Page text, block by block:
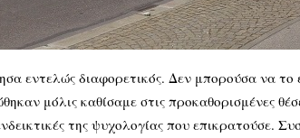
εντελώς διαφορετικός. Δεν μπορούσα να
μόλις καθίσαμε στις προκαθορισμένες
της ψυχολογίας που επικρατούσε.